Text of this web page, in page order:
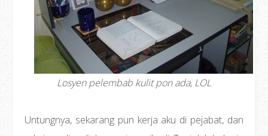
Losyen pelembab kulit pon ada, LOL
Untungnya, sekarang pun kerja aku di pejabat, dan